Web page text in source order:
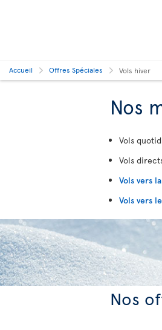
Accueil Offres Spéciales Vols hiver
Nos
Vols
Vols
Vols vers la
Vols vers le
Nos